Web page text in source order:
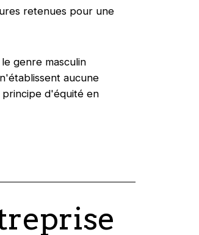
retenues pour une
genre masculin
aucune
principe d'équité en